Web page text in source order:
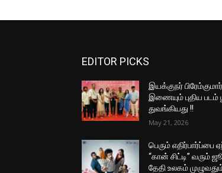
EDITOR PICKS
இயக்குநர்
இணையும் புதிய படம்
துவங்கியது !!
May 21, 2026
பெரும் எதிர்பார்ப்பை
“கான் சிட்டி” வரும்
தேதி உலகம்